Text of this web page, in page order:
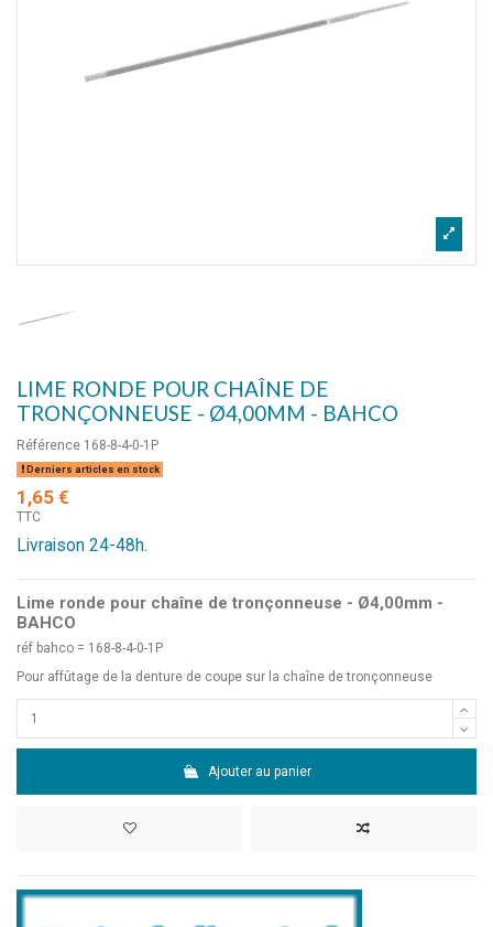
LIME RONDE POUR CHAÎNE DE
TRONÇONNEUSE - Ø4,00MM - BAHCO
Référence 168-8-4-0-1P
Derniers articles en stock
1,65 €
TTC
Livraison 24-48h.
Lime ronde pour chaîne de tronçonneuse - Ø4,00mm -
BAHCO
réf bahco = 168-8-4-0-1P
Pour affûtage de la denture de coupe sur la chaîne de tronçonneuse
Ajouter au panier